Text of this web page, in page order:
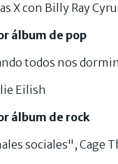
X con Billy Ray
álbum de pop
todos nos
Eilish
álbum de rock
sociales", Cage